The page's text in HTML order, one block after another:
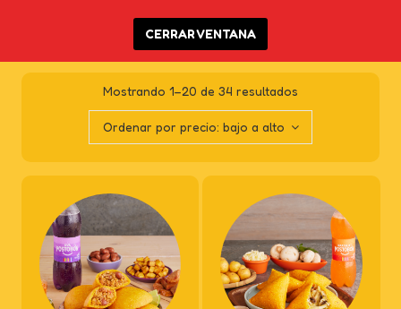
Mostrando 1–20 de 34 resultados
Ordenar por precio: bajo a alto
CERRAR VENTANA